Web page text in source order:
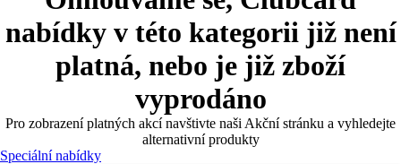
nabídky v této kategorii již není
platná, nebo je již zboží
vyprodáno
Pro zobrazení platných akcí navštivte naši Akční stránku a vyhledejte
alternativní produkty
Speciální nabídky